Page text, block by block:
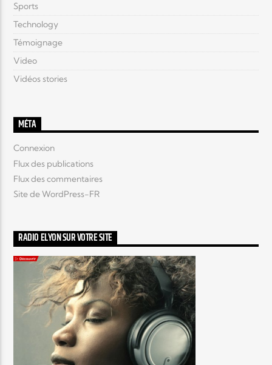
Sports
Technology
Témoignage
Video
Vidéos stories
MÉTA
Connexion
Flux des publications
Flux des commentaires
Site de WordPress-FR
RADIO ELYON SUR VOTRE SITE